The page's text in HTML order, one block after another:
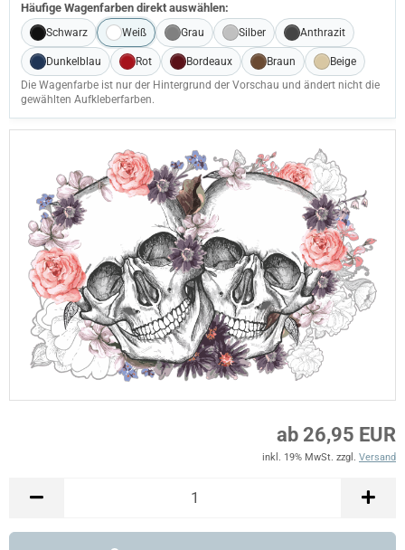
Häufige Wagenfarben direkt auswählen:
Schwarz Weiß Grau Silber Anthrazit
Dunkelblau Rot Bordeaux Braun
Beige
Die Wagenfarbe ist nur der Hintergrund der Vorschau und ändert nicht die
gewählten Aufkleberfarben.
ab 26,95 EUR
inkl. 19% MwSt. zzgl. Versand